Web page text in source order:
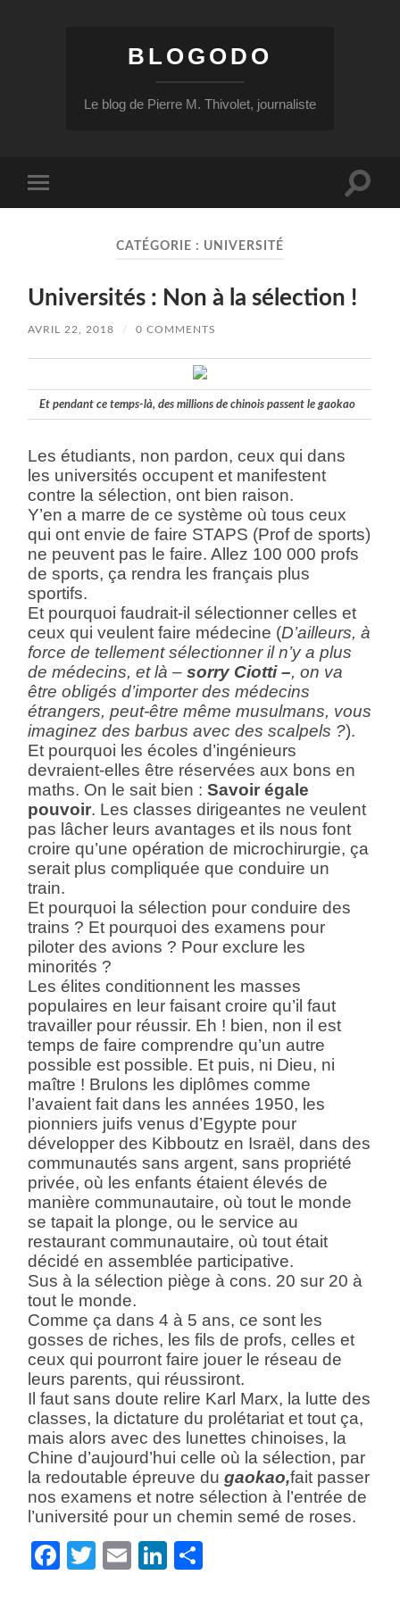
BLOGODO
Le blog de Pierre M. Thivolet, journaliste
mobile
Toggle
CATÉGORIE : UNIVERSITÉ
Universités : Non à la sélection !
AVRIL 22, 2018 / 0 COMMENTS
Et pendant ce temps-là, des millions de chinois passent le gaokao
Les étudiants, non pardon, ceux qui dans
les universités occupent et manifestent
contre la sélection, ont bien raison.
Y’en a marre de ce système où tous ceux
qui ont envie de faire STAPS (Prof de sports)
ne peuvent pas le faire. Allez 100 000 profs
de sports, ça rendra les français plus
sportifs.
Et pourquoi faudrait-il sélectionner celles et
ceux qui veulent faire médecine (D’ailleurs, à
force de tellement sélectionner il n’y a plus
de médecins, et là –sorry Ciotti –, on va
être obligés d’importer des médecins
étrangers, peut-être même musulmans, vous
imaginez des barbus avec des scalpels ?).
Et pourquoi les écoles d’ingénieurs
devraient-elles être réservées aux bons en
maths. On le sait bien :Savoir égale
pouvoir. Les classes dirigeantes ne veulent
pas lâcher leurs avantages et ils nous font
croire qu’une opération de microchirurgie, ça
serait plus compliquée que conduire un
train.
Et pourquoi la sélection pour conduire des
trains ? Et pourquoi des examens pour
piloter des avions ? Pour exclure les
minorités ?
Les élites conditionnent les masses
populaires en leur faisant croire qu’il faut
travailler pour réussir. Eh ! bien, non il est
temps de faire comprendre qu’un autre
possible est possible. Et puis, ni Dieu, ni
maître ! Brulons les diplômes comme
l’avaient fait dans les années 1950, les
pionniers juifs venus d’Egypte pour
développer des Kibboutz en Israël, dans des
communautés sans argent, sans propriété
privée, où les enfants étaient élevés de
manière communautaire, où tout le monde
se tapait la plonge, ou le service au
restaurant communautaire, où tout était
décidé en assemblée participative.
Sus à la sélection piège à cons. 20 sur 20 à
tout le monde.
Comme ça dans 4 à 5 ans, ce sont les
gosses de riches, les fils de profs, celles et
ceux qui pourront faire jouer le réseau de
leurs parents, qui réussiront.
Il faut sans doute relire Karl Marx, la lutte des
classes, la dictature du prolétariat et tout ça,
mais alors avec des lunettes chinoises, la
Chine d’aujourd’hui celle où la sélection, par
la redoutable épreuve dugaokao,fait passer
nos examens et notre sélection à l’entrée de
l’université pour un chemin semé de roses.
Facebook
Twitter
EmailLinkedIn